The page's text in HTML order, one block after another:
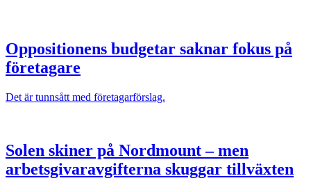
Oppositionens budgetar saknar fokus på
företagare
Det är tunnsått med företagarförslag.
Solen skiner på Nordmount – men
arbetsgivaravgifterna skuggar tillväxten